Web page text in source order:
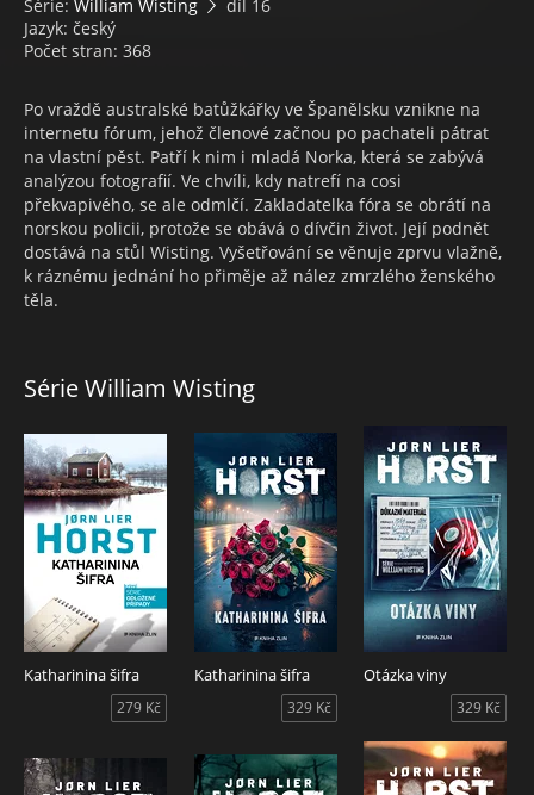
Série: William Wisting
díl 16
Jazyk: český
Počet stran: 368
Po vraždě australské batůžkářky ve Španělsku vznikne na
internetu fórum, jehož členové začnou po pachateli pátrat
na vlastní pěst. Patří k nim i mladá Norka, která se zabývá
analýzou fotografií. Ve chvíli, kdy natrefí na cosi
překvapivého, se ale odmlčí. Zakladatelka fóra se obrátí na
norskou policii, protože se obává o dívčin život. Její podnět
dostává na stůl Wisting. Vyšetřování se věnuje zprvu vlažně,
k ráznému jednání ho přiměje až nález zmrzlého ženského
těla.
Série William Wisting
Katharinina šifra
279 Kč
Katharinina šifra
329 Kč
Otázka viny
329 Kč